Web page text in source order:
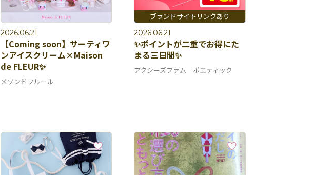
2026.06.21
【Coming soon】サーティワ
ンアイスクリーム×Maison
de FLEUR✨
メゾンドフルール
2026.06.21
✨ポイントが二重でお得にた
まる三日間✨
アクシーズファム ポエティック